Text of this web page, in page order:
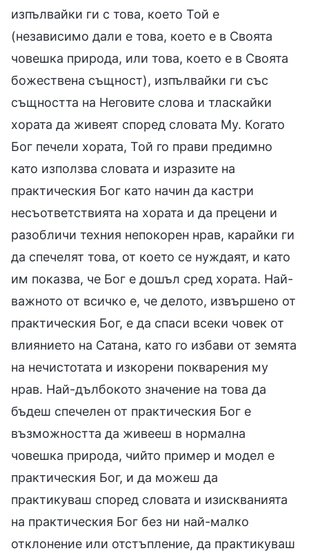
изпълвайки ги с това, което Той е
(независимо дали е това, което е в Своята
човешка природа, или това, което е в Своята
божествена същност), изпълвайки ги със
същността на Неговите слова и тласкайки
хората да живеят според словата Му. Когато
Бог печели хората, Той го прави предимно
като използва словата и изразите на
практическия Бог като начин да кастри
несъответствията на хората и да прецени и
разобличи техния непокорен нрав, карайки ги
да спечелят това, от което се нуждаят, и като
им показва, че Бог е дошъл сред хората. Най-
важното от всичко е, че делото, извършено от
практическия Бог, е да спаси всеки човек от
влиянието на Сатана, като го избави от земята
на нечистотата и изкорени покварения му
нрав. Най-дълбокото значение на това да
бъдеш спечелен от практическия Бог е
възможността да живееш в нормална
човешка природа, чийто пример и модел е
практическия Бог, и да можеш да
практикуваш според словата и изискванията
на практическия Бог без ни най-малко
отклонение или отстъпление, да практикуваш